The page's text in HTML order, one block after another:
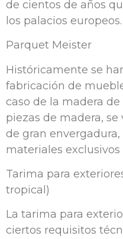
de cientos de años
los palacios europeos.
Parquet Meister
Históricamente se
fabricación de
caso de la madera de
piezas de madera,
de gran
materiales exclusivos
Tarima para
tropical)
La tarima para
ciertos requisitos